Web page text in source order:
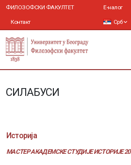
ФИЛОЗОФСКИ ФАКУЛТЕТ
Контакт
Е-налог
Срб
СИЛАБУСИ
Историја
МАСТЕР АКАДЕМСКЕ СТУДИЈЕ ИСТОРИЈЕ